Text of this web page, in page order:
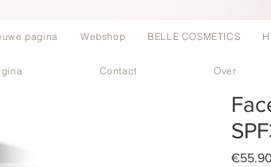
pagina Webshop BELLE COSMETICS
Contact Over
€55.90